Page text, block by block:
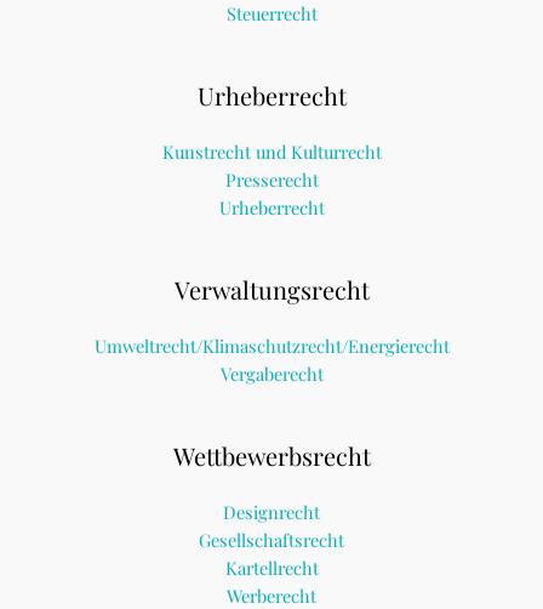
Steuerrecht
Urheberrecht
Kunstrecht und Kulturrecht
Presserecht
Urheberrecht
Verwaltungsrecht
Umweltrecht/Klimaschutzrecht/Energierecht
Vergaberecht
Wettbewerbsrecht
Designrecht
Gesellschaftsrecht
Kartellrecht
Werberecht